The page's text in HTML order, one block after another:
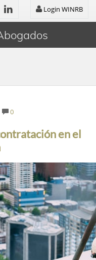
Login WINRB
0
en el